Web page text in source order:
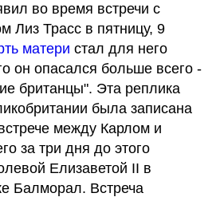
во время встречи с
Лиз Трасс в пятницу, 9
матери стал для него
он опасался больше всего -
британцы". Эта реплика
была записана
между Карлом и
за три дня до этого
Елизаветой II в
Балморал. Встреча